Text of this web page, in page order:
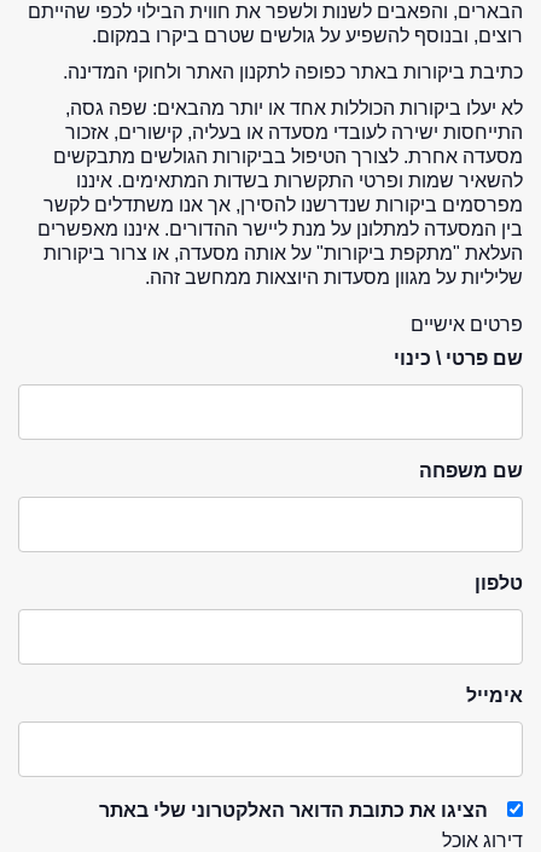
הבארים, והפאבים לשנות ולשפר את חווית הבילוי לכפי שהייתם
רוצים, ובנוסף להשפיע על גולשים שטרם ביקרו במקום.
כתיבת ביקורות באתר כפופה לתקנון האתר ולחוקי המדינה.
לא יעלו ביקורות הכוללות אחד או יותר מהבאים: שפה גסה,
התייחסות ישירה לעובדי מסעדה או בעליה, קישורים, אזכור
מסעדה אחרת. לצורך הטיפול בביקורות הגולשים מתבקשים
להשאיר שמות ופרטי התקשרות בשדות המתאימים. איננו
מפרסמים ביקורות שנדרשנו להסירן, אך אנו משתדלים לקשר
בין המסעדה למתלונן על מנת ליישר ההדורים. איננו מאפשרים
העלאת "מתקפת ביקורות" על אותה מסעדה, או צרור ביקורות
שליליות על מגוון מסעדות היוצאות ממחשב זהה.
פרטים אישיים
שם פרטי \ כינוי
שם משפחה
טלפון
אימייל
הציגו את כתובת הדואר האלקטרוני שלי באתר
דירוג אוכל